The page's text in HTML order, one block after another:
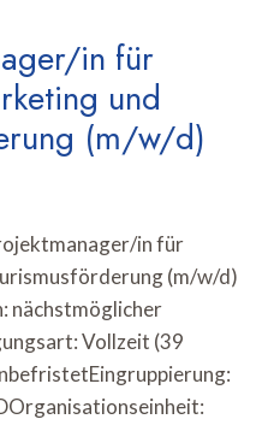
in für
und
(m/w/d)
in für
(m/w/d)
nächstmöglicher
Vollzeit (39